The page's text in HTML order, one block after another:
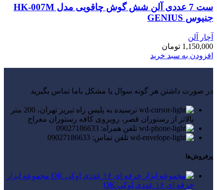
ست 7 عددی آلن شش گوش چاقویی مدل HK-007M
جنیوس GENIUS
آچار آلن
1,150,000 تومان
افزودن به سبد خرید
در صورت داشتن هر گونه سوال یا مشکل باما تماس بگیرید
نرسیده به پلیس راه تبریز تهران، 200 متر
بالاتر از رستوران قصر، روبروی کافه رستوران معراج
تلفن همراه: 09027186633
تلفن تماس: 09027186633
پرفروش‌ها
مجموعه ابزار
حرفه ای ۱۶ عددی اوکی OK